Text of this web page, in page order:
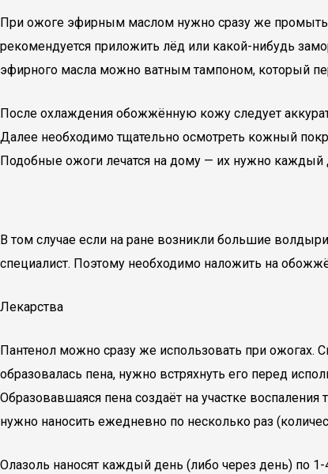
При ожоге эфирным маслом нужно сразу же промыть
рекомендуется приложить лёд или какой-нибудь
эфирного масла можно ватным тампоном, который
После охлаждения обожжённую кожу следует
Далее необходимо тщательно осмотреть кожный
Подобные ожоги лечатся на дому — их нужно каждый
В том случае если на ране возникли большие
специалист. Поэтому необходимо наложить на
Лекарства
Пантенол можно сразу же использовать при
образовалась пена, нужно встряхнуть его перед
Образовавшаяся пена создаёт на участке
нужно наносить ежедневно по несколько раз
Олазоль наносят каждый день (либо через день) по